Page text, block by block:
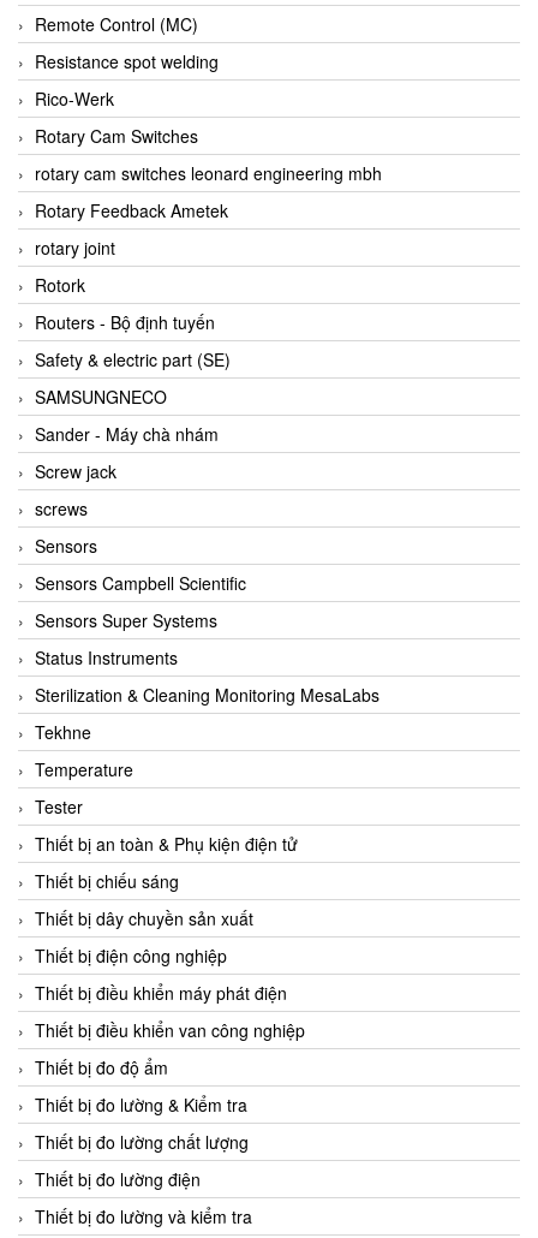
Boneng
Bopp & Reuther Messtechnik
Bosch
Boydcorp
BRAUN Vietnam
Brinkmann Pumpen
BRONKHORST
Brook Instrument
Brooks Instrument Vietnam
Buhler
BURLING INSTRUMENTS
Burster
BUSCHJOST
Calectro
Campbell Scientific
Canneed Vietnam
Cantoni
CAPS
CAREL Parts
CCS
CD Automation
CEAG Sicherheitst
CEIA Vietnam
Celduc Vietnam
Cemb
Centec GmbH
CEQUBE
CHAUVIN ARNOUX
Checkline
Chino
Chiyoda Seiki
Chiyoda-Tsusho
Chongqing Huaneng
Remote Control (MC)
Resistance spot welding
Rico-Werk
Rotary Cam Switches
rotary cam switches leonard engineering mbh
Rotary Feedback Ametek
rotary joint
Rotork
Routers - Bộ định tuyến
Safety & electric part (SE)
SAMSUNGNECO
Sander - Máy chà nhám
Screw jack
screws
Sensors
Sensors Campbell Scientific
Sensors Super Systems
Status Instruments
Sterilization & Cleaning Monitoring MesaLabs
Tekhne
Temperature
Tester
Thiết bị an toàn & Phụ kiện điện tử
Thiết bị chiếu sáng
Thiết bị dây chuyền sản xuất
Thiết bị điện công nghiệp
Thiết bị điều khiển máy phát điện
Thiết bị điều khiển van công nghiệp
Thiết bị đo độ ẩm
Thiết bị đo lường & Kiểm tra
Thiết bị đo lường chất lượng
Thiết bị đo lường điện
Thiết bị đo lường và kiểm tra